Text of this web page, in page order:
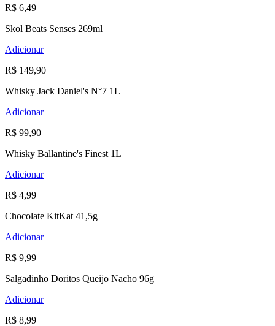
R$ 6,49
Skol Beats Senses 269ml
Adicionar
R$ 149,90
Whisky Jack Daniel's N°7 1L
Adicionar
R$ 99,90
Whisky Ballantine's Finest 1L
Adicionar
R$ 4,99
Chocolate KitKat 41,5g
Adicionar
R$ 9,99
Salgadinho Doritos Queijo Nacho 96g
Adicionar
R$ 8,99